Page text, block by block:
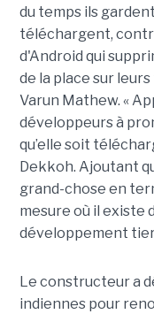
du temps ils
téléchargent,
d'Android qui
de la place sur
Varun Mathew. «
développeurs à
qu’elle soit
Dekkoh. Ajoutant
grand-chose en
mesure où il existe
développement
Le constructeur a
indiennes pour